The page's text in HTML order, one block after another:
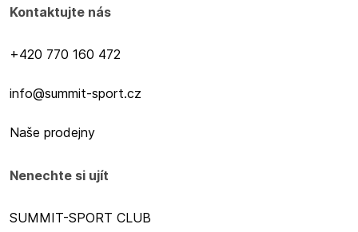
Kontaktujte nás
+420 770 160 472
info@summit-sport.cz
Naše prodejny
Nenechte si ujít
SUMMIT-SPORT CLUB